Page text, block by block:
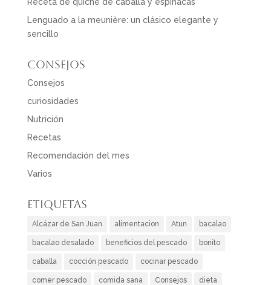
Lenguado a la meunière: un clásico elegante y
sencillo
Consejos
Consejos
curiosidades
Nutrición
Recetas
Recomendación del mes
Varios
Etiquetas
Alcázar de San Juan alimentacion Atun bacalao
bacalao desalado beneficios del pescado bonito
caballa cocción pescado cocinar pescado
comer pescado comida sana Consejos dieta